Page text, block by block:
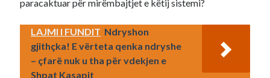
paracaktuar për mirëmbajtjet e këtij sistemi?
LAJMI I FUNDIT Ndryshon
gjithçka! E vërteta qenka ndryshe
– çfarë nuk u tha për vdekjen e
Shpat Kasapit